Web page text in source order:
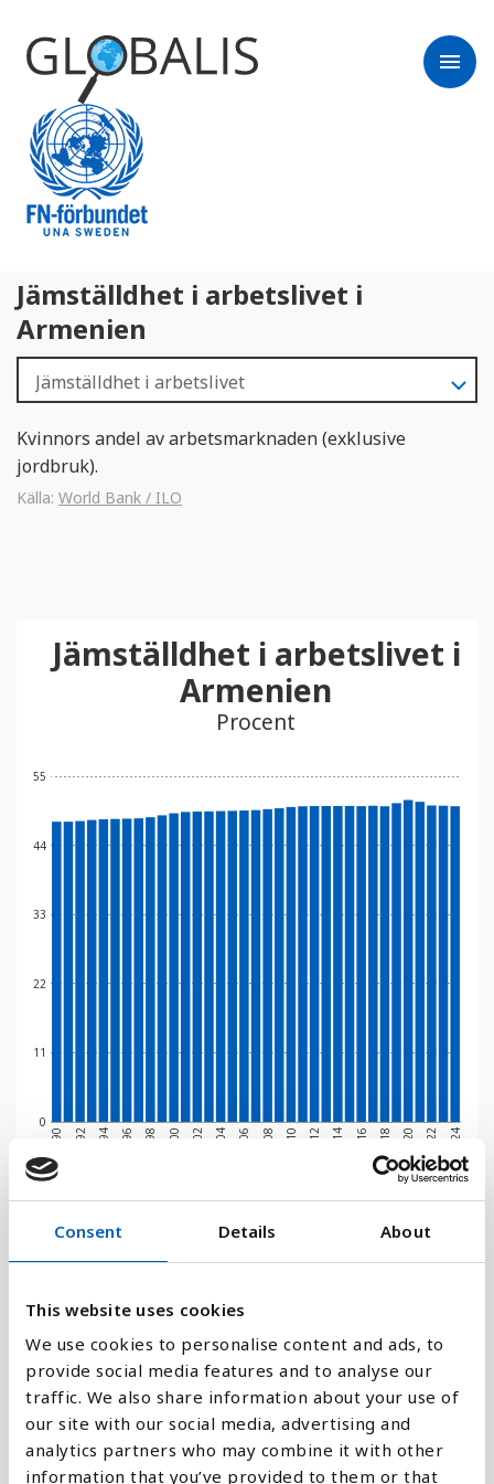
Consent Details About
This website uses cookies
We use cookies to personalise content and ads, to
provide social media features and to analyse our
traffic. We also share information about your use of
our site with our social media, advertising and
analytics partners who may combine it with other
information that you’ve provided to them or that
menu
Jämställdhet i arbetslivet i
Armenien
Kvinnors andel av arbetsmarknaden (exklusive
jordbruk).
Källa: World Bank / ILO
0
11
22
33
44
55
1990 1992 1994 1996 1998 2000 2002 2004 2006 2008 2010 2012 2014 2016 2018 2020 2022 2024
Jämställdhet i arbetslivet i
Armenien
Procent
Stapeldiagram
Jämför med: